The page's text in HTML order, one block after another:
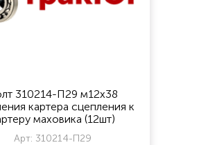
310214-П29 м12х38
картера сцепления к
маховика (12шт)
Арт: 310214-П29